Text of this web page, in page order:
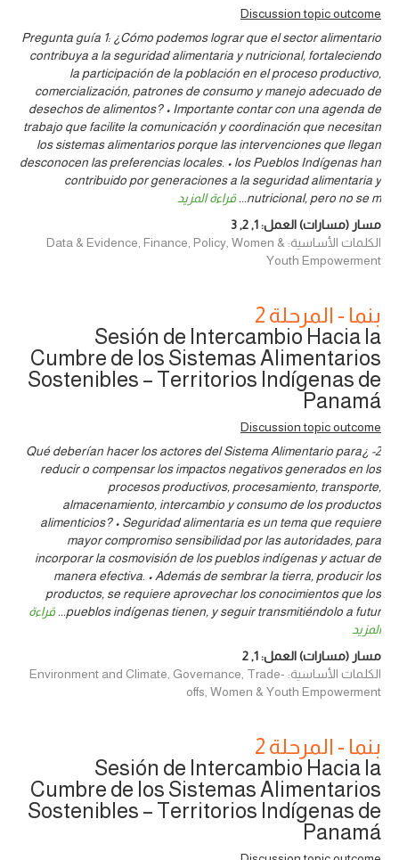
Discussion topic outcome
Pregunta guía 1: ¿Cómo podemos lograr que el sector alimentario
contribuya a la seguridad alimentaria y nutricional, fortaleciendo
la participación de la población en el proceso productivo,
comercialización, patrones de consumo y manejo adecuado de
desechos de alimentos? • Importante contar con una agenda de
trabajo que facilite la comunicación y coordinación que necesitan
los sistemas alimentarios porque las intervenciones que llegan
desconocen las preferencias locales. • los Pueblos Indígenas han
contribuido por generaciones a la seguridad alimentaria y
nutricional, pero no se m
... قراءة المزيد
مسار (مسارات) العمل:1
,
2
,
3
الكلمات الأساسية: Data & Evidence, Finance, Policy, Women &
Youth Empowerment
بنما - المرحلة 2
Sesión de Intercambio Hacia la
Cumbre de los Sistemas Alimentarios
Sostenibles – Territorios Indígenas de
Panamá
Discussion topic outcome
2- ¿Qué deberían hacer los actores del Sistema Alimentario para
reducir o compensar los impactos negativos generados en los
procesos productivos, procesamiento, transporte,
almacenamiento, intercambio y consumo de los productos
alimenticios? • Seguridad alimentaria es un tema que requiere
mayor compromiso sensibilidad por las autoridades, para
incorporar la cosmovisión de los pueblos indígenas y actuar de
manera efectiva. • Además de sembrar la tierra, producir los
productos, se requiere aprovechar los conocimientos que los
pueblos indígenas tienen, y seguir transmitiéndolo a futur
... قراءة
المزيد
مسار (مسارات) العمل:1
,
2
الكلمات الأساسية: Environment and Climate, Governance, Trade-
offs, Women & Youth Empowerment
بنما - المرحلة 2
Sesión de Intercambio Hacia la
Cumbre de los Sistemas Alimentarios
Sostenibles – Territorios Indígenas de
Panamá